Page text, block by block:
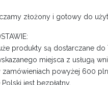
złożony i gotowy do
produkty są dostarczane do
miejsca z usługą
zamówieniach powyżej 600
jest bezpłatny.